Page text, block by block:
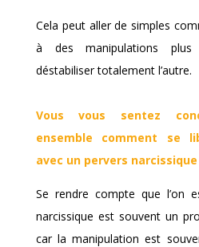
Cela peut aller de simples
à des manipulations
déstabiliser totalement l’autre.
Vous vous sentez
ensemble comment se
avec un pervers narcissique
Se rendre compte que l’on
narcissique est souvent un
car la manipulation est